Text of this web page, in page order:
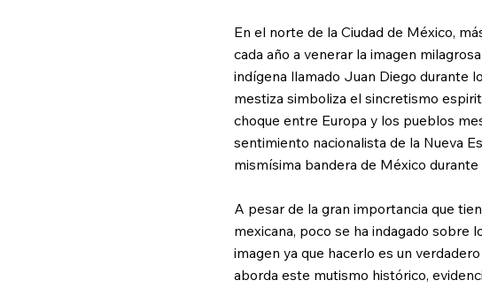
En el norte de la Ciudad de México,
cada año a venerar la imagen
indígena llamado Juan Diego durante
mestiza simboliza el sincretismo
choque entre Europa y los pueblos
sentimiento nacionalista de la Nueva
mismísima bandera de México
A pesar de la gran importancia que
mexicana, poco se ha indagado sobre
imagen ya que hacerlo es un
aborda este mutismo histórico,